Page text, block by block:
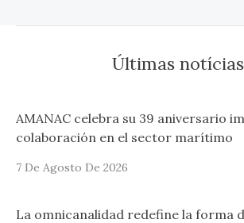
Últimas notícias
AMANAC celebra su 39 aniversario
colaboración en el sector marítimo
7 De Agosto De 2026
La omnicanalidad redefine la forma